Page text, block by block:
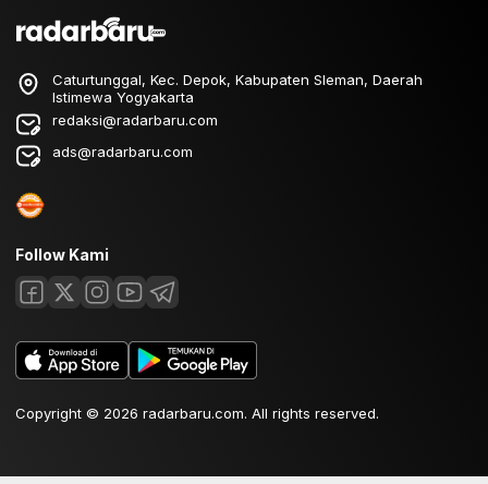
Caturtunggal, Kec. Depok, Kabupaten Sleman, Daerah
Istimewa Yogyakarta
redaksi@radarbaru.com
ads@radarbaru.com
Follow Kami
Copyright © 2026 radarbaru.com. All rights reserved.